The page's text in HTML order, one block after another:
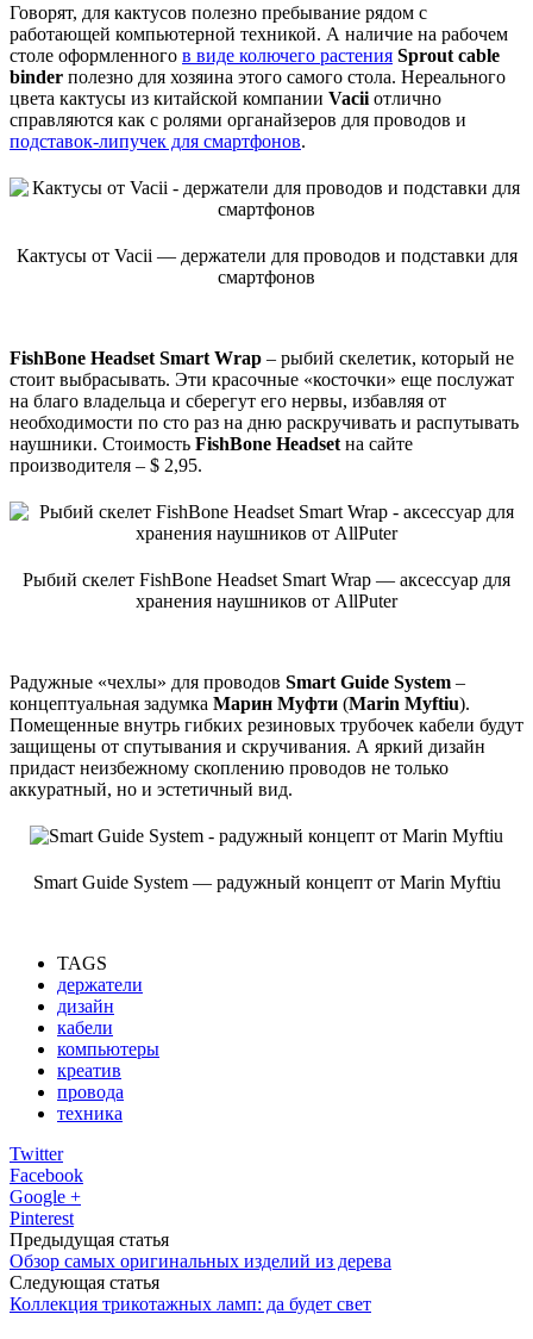
Говорят, для кактусов полезно пребывание рядом с
работающей компьютерной техникой. А наличие на рабочем
столе оформленного в виде колючего растения Sprout cable
binder полезно для хозяина этого самого стола. Нереального
цвета кактусы из китайской компании Vacii отлично
справляются как с ролями органайзеров для проводов и
подставок-липучек для смартфонов.
Кактусы от Vacii — держатели для проводов и подставки для
смартфонов
FishBone Headset Smart Wrap – рыбий скелетик, который не
стоит выбрасывать. Эти красочные «косточки» еще послужат
на благо владельца и сберегут его нервы, избавляя от
необходимости по сто раз на дню раскручивать и распутывать
наушники. Стоимость FishBone Headset на сайте
производителя – $ 2,95.
Рыбий скелет FishBone Headset Smart Wrap — аксессуар для
хранения наушников от AllPuter
Радужные «чехлы» для проводов Smart Guide System –
концептуальная задумка Марин Муфти (Marin Myftiu).
Помещенные внутрь гибких резиновых трубочек кабели будут
защищены от спутывания и скручивания. А яркий дизайн
придаст неизбежному скоплению проводов не только
аккуратный, но и эстетичный вид.
Smart Guide System — радужный концепт от Marin Myftiu
TAGS
держатели
дизайн
кабели
компьютеры
креатив
провода
техника
Twitter
Facebook
Google +
Pinterest
Предыдущая статья
Обзор самых оригинальных изделий из дерева
Следующая статья
Коллекция трикотажных ламп: да будет свет